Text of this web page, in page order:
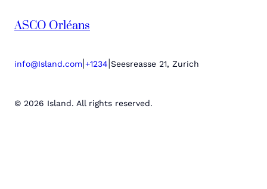
ASCO Orléans
info@Island.com +1234 Seesreasse 21, Zurich
© 2026 Island. All rights reserved.